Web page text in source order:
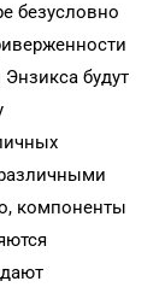
безусловно
будут
компоненты